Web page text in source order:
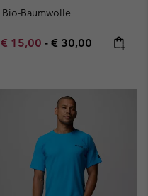
Bio-Baumwolle
Minimum sale price:
€ 15,00 - Maximum price:
€ 30,00